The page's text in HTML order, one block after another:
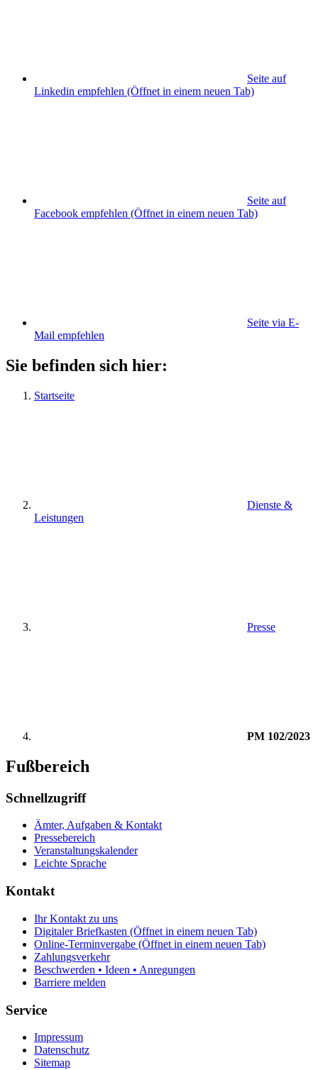
Seite auf
Linkedin empfehlen (Öffnet in einem neuen Tab)
Seite auf
Facebook empfehlen (Öffnet in einem neuen Tab)
Seite via E-
Mail empfehlen
Sie befinden sich hier:
Startseite
Dienste &
Leistungen
Presse
PM 102/2023
Fußbereich
Schnellzugriff
Ämter, Aufgaben & Kontakt
Pressebereich
Veranstaltungskalender
Leichte Sprache
Kontakt
Ihr Kontakt zu uns
Digitaler Briefkasten (Öffnet in einem neuen Tab)
Online-Terminvergabe (Öffnet in einem neuen Tab)
Zahlungsverkehr
Beschwerden • Ideen • Anregungen
Barriere melden
Service
Impressum
Datenschutz
Sitemap